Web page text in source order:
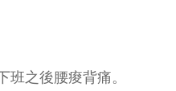
之後腰痠背痛。